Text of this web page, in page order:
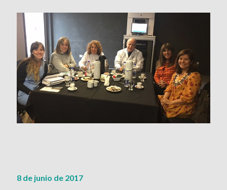
8 de junio de 2017